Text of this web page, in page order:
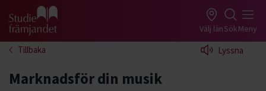
Gå till studiefrämjandets startsida Välj länSökMeny
Tillbaka Lyssna
Marknadsför din musik